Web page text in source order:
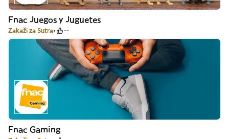
Fnac Juegos y Juguetes
Zakaži za Sutra --
Fnac Gaming